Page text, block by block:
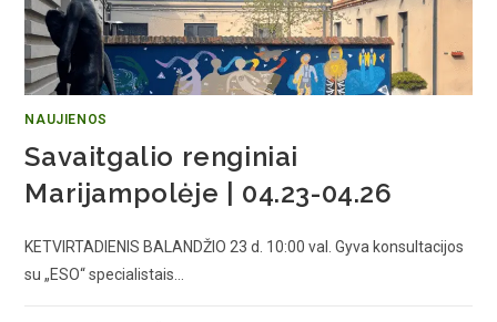
NAUJIENOS
Savaitgalio renginiai
Marijampolėje | 04.23-04.26
KETVIRTADIENIS BALANDŽIO 23 d. 10:00 val. Gyva konsultacijos
su „ESO“ specialistais…